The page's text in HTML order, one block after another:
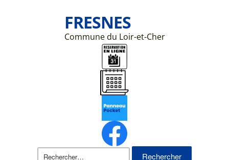
FRESNES
Commune du Loir-et-Cher
Rechercher :